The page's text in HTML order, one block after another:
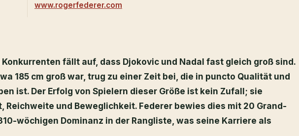
www.rogerfederer.com
fällt auf, dass Djokovic und Nadal fast gleich groß sind.
185 cm groß war, trug zu einer Zeit bei, die in puncto Qualität und
ist. Der Erfolg von Spielern dieser Größe ist kein Zufall; sie
Reichweite und Beweglichkeit. Federer bewies dies mit 20 Grand-
wöchigen Dominanz in der Rangliste, was seine Karriere als